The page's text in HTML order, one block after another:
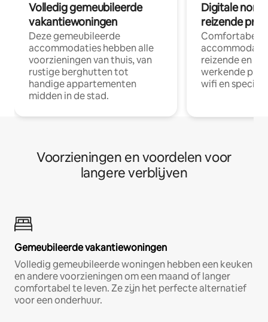
Volledig gemeubileerde
vakantiewoningen
Deze gemeubileerde
accommodaties hebben alle
voorzieningen van thuis, van
rustige berghutten tot
handige appartementen
midden in de stad.
Digitale
reizende
Comfortabele
reizende en
werkende
wifi en
Voorzieningen en voordelen voor
langere verblijven
Gemeubileerde vakantiewoningen
Volledig gemeubileerde woningen hebben een keuken
en andere voorzieningen om een maand of langer
comfortabel te leven. Ze zijn het perfecte alternatief
voor een onderhuur.